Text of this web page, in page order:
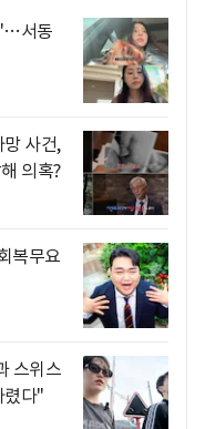
서동
사건,
의혹?
복무요
스위스
렸다"